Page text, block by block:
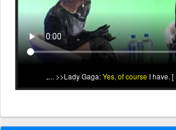
... >>Lady Gaga:Yes, of course I have. [